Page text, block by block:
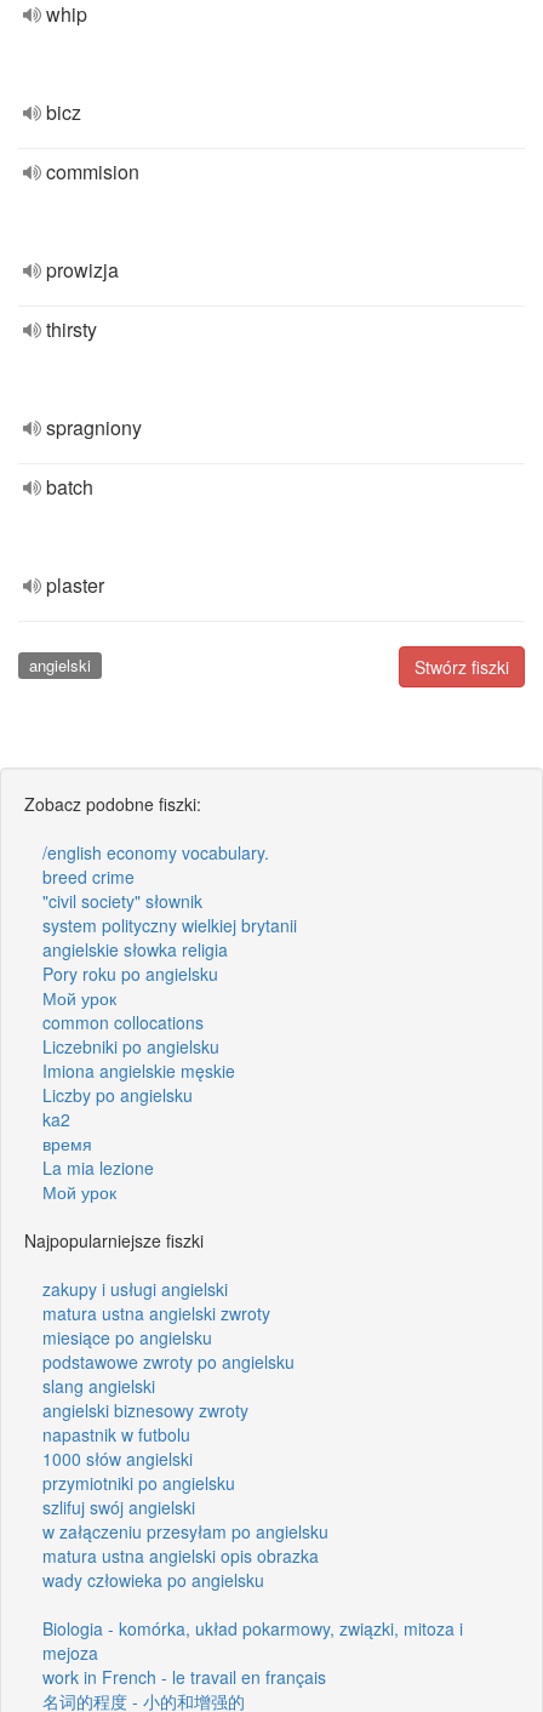
whip
bicz
commision
prowizja
thirsty
spragniony
batch
plaster
Stwórz fiszki
angielski
Zobacz podobne fiszki:
/english economy vocabulary.
breed crime
"civil society" słownik
system polityczny wielkiej brytanii
angielskie słowka religia
Pory roku po angielsku
Мой урок
common collocations
Liczebniki po angielsku
Imiona angielskie męskie
Liczby po angielsku
ka2
время
La mia lezione
Мой урок
Najpopularniejsze fiszki
zakupy i usługi angielski
matura ustna angielski zwroty
miesiące po angielsku
podstawowe zwroty po angielsku
slang angielski
angielski biznesowy zwroty
napastnik w futbolu
1000 słów angielski
przymiotniki po angielsku
szlifuj swój angielski
w załączeniu przesyłam po angielsku
matura ustna angielski opis obrazka
wady człowieka po angielsku
Biologia - komórka, układ pokarmowy, związki, mitoza i
mejoza
work in French - le travail en français
名词的程度 - 小的和增强的